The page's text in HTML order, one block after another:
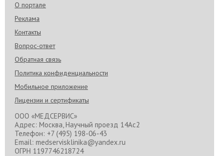
О портале
Реклама
Контакты
Вопрос-ответ
Обратная связь
Политика конфиденциальности
Мобильное приложение
Лицензии и сертификаты
ООО «МЕДСЕРВИС»
Адрес: Москва, Научный проезд 14Ас2
Телефон: +7 (495) 198-06-43
Email: medservisklinika@yandex.ru
ОГРН 1197746218724